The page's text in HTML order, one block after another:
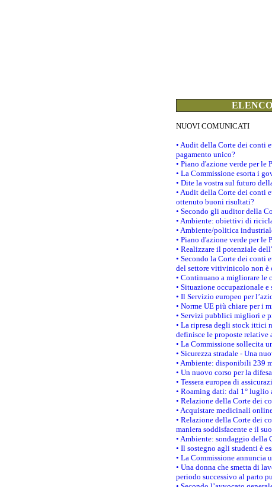
NUOVI COMUNICATI
• Audit della Corte dei conti
pagamento unico?
• Piano d'azione verde per le
• La Commissione esorta i
• Dite la vostra sul futuro
• Audit della Corte dei conti
ottenuto buoni risultati?
• Secondo gli auditor della
• Ambiente: obiettivi di
• Ambiente/politica
• Piano d'azione verde per
• Realizzare il potenziale
• Secondo la Corte dei conti
del settore vitivinicolo non è
• Continuano a migliorare le
• Situazione occupazionale
• Il Servizio europeo per
• Norme UE più chiare per i
• Servizi pubblici migliori e
• La ripresa degli stock ittici
definisce le proposte
• La Commissione sollecita
• Sicurezza stradale - Una
• Ambiente: disponibili 239
• Un nuovo corso per la
• Tessera europea di
• Roaming dati: dal 1°
• Relazione della Corte dei
• Acquistare medicinali
• Relazione della Corte dei
maniera soddisfacente e il
• Ambiente: sondaggio della
• Il sostegno agli studenti è
• La Commissione annuncia
• Una donna che smetta di
periodo successivo al parto